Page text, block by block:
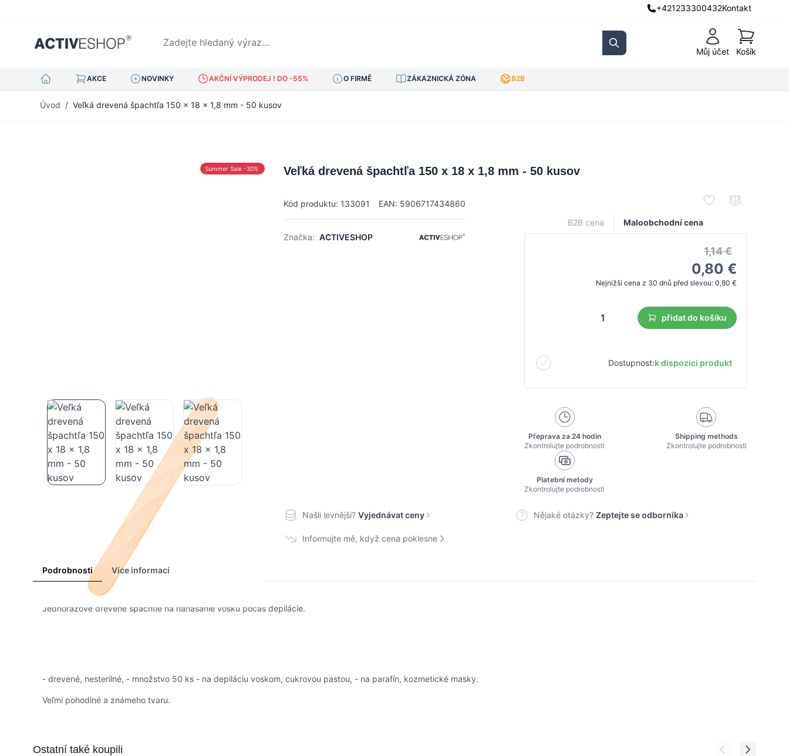
+421233300432Kontakt
Zadejte hledaný výraz...
Search Můj účet
Košík
Košík
AKCE NOVINKY AKČNÍ VÝPRODEJ ! DO -55% O FIRMĚ ZÁKAZNICKÁ ZÓNA B2B
Úvod / Veľká drevená špachtľa 150 x 18 x 1,8 mm - 50 kusov
Summer Sale -30% Veľká drevená špachtľa 150 x 18 x 1,8 mm - 50 kusov
Kód produktu: 133091 EAN: 5906717434860
Značka: ACTIVESHOP
B2B cena Maloobchodní cena
1,14 €
0,80 €
Nejnižší cena z 30 dnů před slevou: 0,80 €
přidat do košíku
Dostupnost:k dispozici produkt
Přeprava za 24 hodin
Zkontrolujte podrobnosti
Shipping methods
Zkontrolujte podrobnosti
Platební metody
Zkontrolujte podrobnosti
Našli levnější? Vyjednávat ceny Nějaké otázky? Zeptejte se odborníka
Informujte mě, když cena poklesne
Podrobnosti Více informací
Jednorazové drevené špachtle na nanášanie vosku počas depilácie.
- drevené, nesterilné, - množstvo 50 ks - na depiláciu voskom, cukrovou pastou, - na parafín, kozmetické masky.
Veľmi pohodlné a známeho tvaru.
Press to skip carousel
Ostatní také koupili